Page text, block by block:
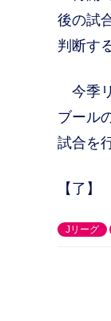
後の試
判断す
今季
ブール
試合を
【了】
Jリーグ